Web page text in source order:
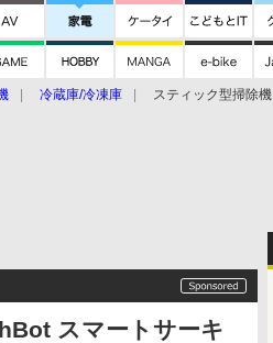
冷蔵庫/冷凍庫 スティック型掃除機
スマートサーキ